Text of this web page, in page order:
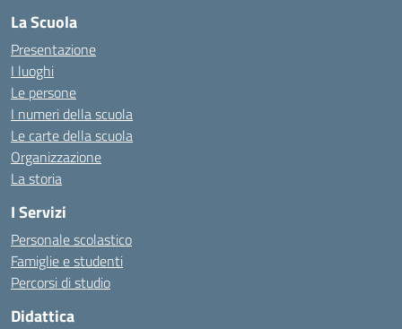
La Scuola
Presentazione
I luoghi
Le persone
I numeri della scuola
Le carte della scuola
Organizzazione
La storia
I Servizi
Personale scolastico
Famiglie e studenti
Percorsi di studio
Didattica